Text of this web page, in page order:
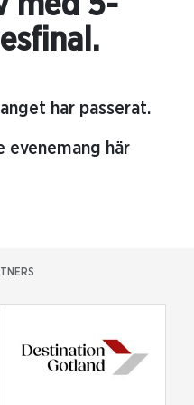
har passerat.
evenemang här